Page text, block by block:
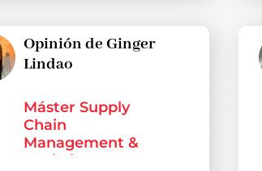
Opinión de Ginger
Lindao
Máster Supply
Chain
Management &
Logistics FT